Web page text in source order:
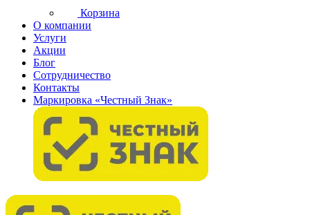
Корзина
О компании
Услуги
Акции
Блог
Сотрудничество
Контакты
Маркировка «Честный Знак»